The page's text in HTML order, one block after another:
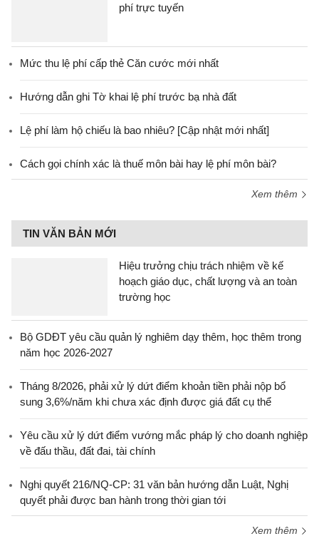
phí trực tuyến
Mức thu lệ phí cấp thẻ Căn cước mới nhất
Hướng dẫn ghi Tờ khai lệ phí trước bạ nhà đất
Lệ phí làm hộ chiếu là bao nhiêu? [Cập nhật mới nhất]
Cách gọi chính xác là thuế môn bài hay lệ phí môn bài?
Xem thêm
TIN VĂN BẢN MỚI
Hiệu trưởng chịu trách nhiệm về kế
hoạch giáo dục, chất lượng và an toàn
trường học
Bộ GDĐT yêu cầu quản lý nghiêm dạy thêm, học thêm trong
năm học 2026-2027
Tháng 8/2026, phải xử lý dứt điểm khoản tiền phải nộp bổ
sung 3,6%/năm khi chưa xác định được giá đất cụ thể
Yêu cầu xử lý dứt điểm vướng mắc pháp lý cho doanh nghiệp
về đấu thầu, đất đai, tài chính
Nghị quyết 216/NQ-CP: 31 văn bản hướng dẫn Luật, Nghị
quyết phải được ban hành trong thời gian tới
Xem thêm